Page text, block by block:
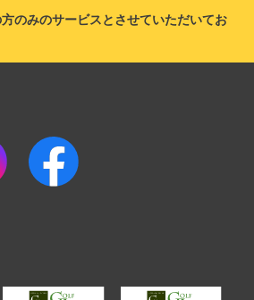
のみのサービスとさせていただいてお